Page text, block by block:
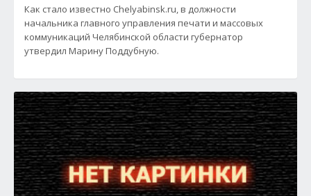
Как стало известно Chelyabinsk.ru, в должности
начальника главного управления печати и массовых
коммуникаций Челябинской области губернатор
утвердил Марину Поддубную.